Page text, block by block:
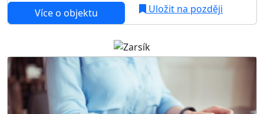
Více o objektu Uložit na později